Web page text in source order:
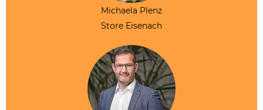
Michaela Plenz
Store Eisenach